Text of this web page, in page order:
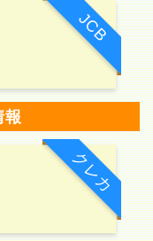
JCB
報
クレカ